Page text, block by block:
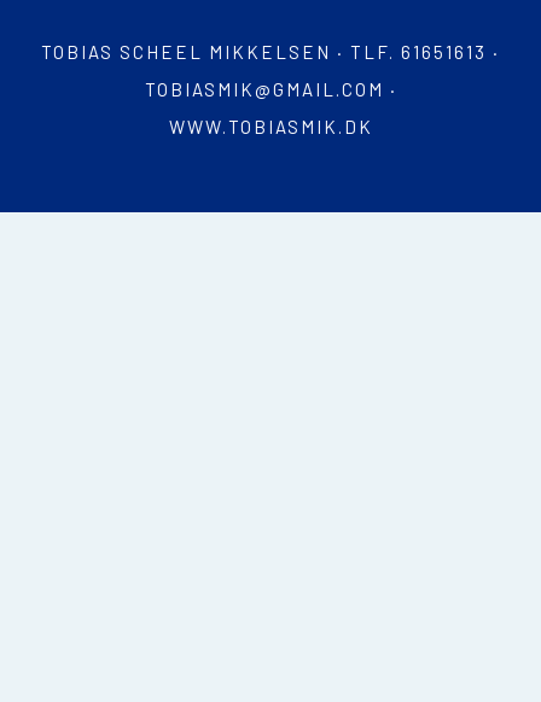
TOBIAS SCHEEL MIKKELSEN · TLF. 61651613 ·
TOBIASMIK@GMAIL.COM ·
WWW.TOBIASMIK.DK